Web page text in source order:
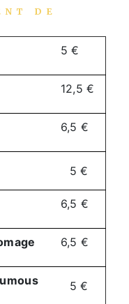
DE
5 €
12,5 €
6,5 €
5 €
6,5 €
6,5 €
5 €